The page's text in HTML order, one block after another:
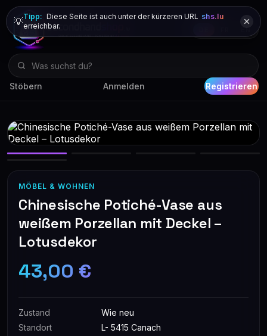
Stöbern Anmelden Registrieren
💡Tipp: Diese Seite ist auch unter der kürzeren URL shs.lu
erreichbar.
MÖBEL & WOHNEN
Chinesische Potiché-Vase aus
weißem Porzellan mit Deckel –
Lotusdekor
43,00 €
Zustand
Wie neu
Standort
L- 5415 Canach